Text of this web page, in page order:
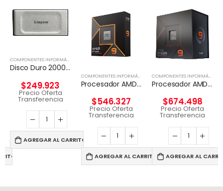
COMPONENTES INFORMÁTICOS
Disco Duro 2000G PORTABLE SSD XS2000 USB 3.2 Gen 2
$249.923
Precio Oferta
Transferencia
AGREGAR AL CARRITO
COMPONENTES INFORMÁTICOS ,PROCESADORES
Procesador AMD RYZEN 9 9900X 12-Core 4.4 Ghz
$546.327
Precio Oferta
Transferencia
AGREGAR AL CARRITO
COMPONENTES INFORMÁTICOS
Procesador AMD Ryzen 9 7900X
$674.498
Precio Oferta
Transferencia
AGREGAR AL